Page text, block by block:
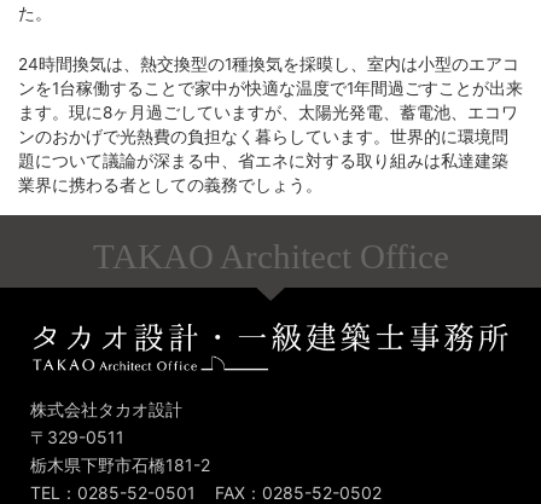
た。
24時間換気は、熱交換型の1種換気を採暯し、室内は小型のエアコ
ンを1台稼働することで家中が快適な温度で1年間過ごすことが出来
ます。現に8ヶ月過ごしていますが、太陽光発電、蓄電池、エコワ
ンのおかげで光熱費の負担なく暮らしています。世界的に環境問
題について議論が深まる中、省エネに対する取り組みは私達建築
業界に携わる者としての義務でしょう。
TAKAO Architect Office
株式会社タカオ設計
〒329-0511
栃木県下野市石橋181-2
TEL：0285-52-0501 FAX：0285-52-0502